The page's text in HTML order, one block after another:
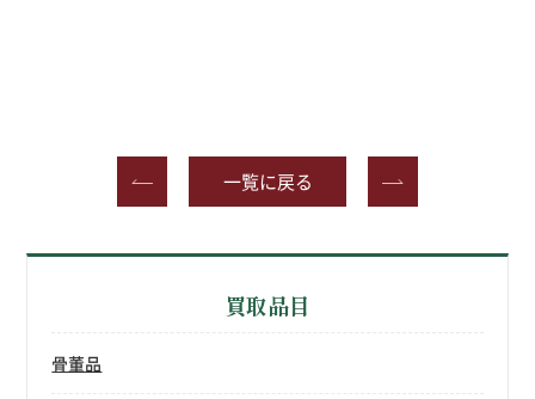
一覧に戻る
買取品目
骨董品